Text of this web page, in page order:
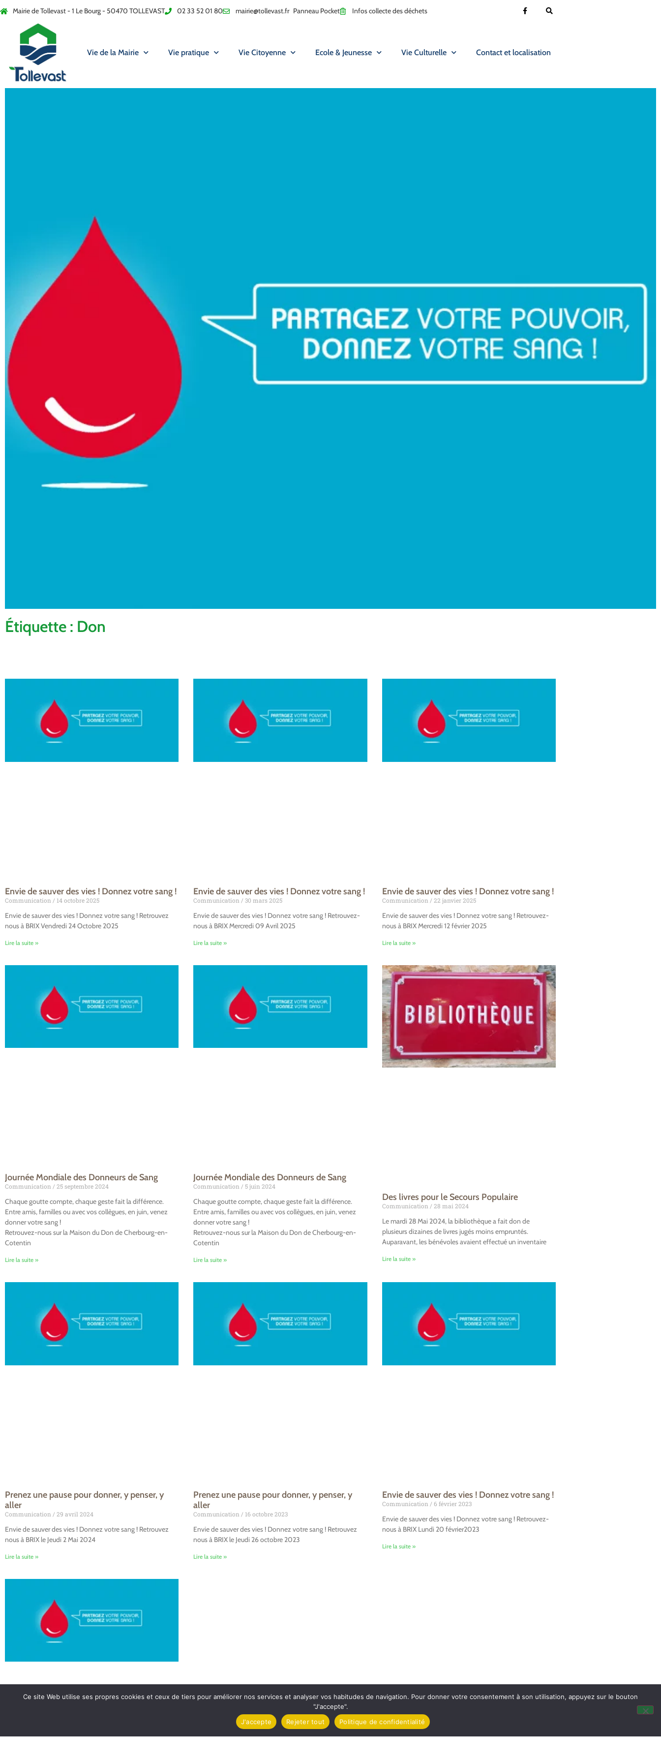
Mairie de Tollevast - 1 Le Bourg - 50470 TOLLEVAST 02 33 52 01 80 mairie@tollevast.fr Panneau Pocket Infos collecte des déchets
Vie de la Mairie Vie pratique Vie Citoyenne Ecole & Jeunesse Vie Culturelle Contact et localisation
Étiquette : Don
Envie de sauver des vies ! Donnez votre sang !
Communication 14 octobre 2025
Envie de sauver des vies ! Donnez votre sang ! Retrouvez
nous à BRIX Vendredi 24 Octobre 2025
Lire la suite »
Envie de sauver des vies ! Donnez votre sang !
Communication 30 mars 2025
Envie de sauver des vies ! Donnez votre sang ! Retrouvez-
nous à BRIX Mercredi 09 Avril 2025
Lire la suite »
Envie de sauver des vies ! Donnez votre sang !
Communication 22 janvier 2025
Envie de sauver des vies ! Donnez votre sang ! Retrouvez-
nous à BRIX Mercredi 12 février 2025
Lire la suite »
Journée Mondiale des Donneurs de Sang
Communication 25 septembre 2024
Chaque goutte compte, chaque geste fait la différence.
Entre amis, familles ou avec vos collègues, en juin, venez
donner votre sang !
Retrouvez-nous sur la Maison du Don de Cherbourg-en-
Cotentin
Lire la suite »
Journée Mondiale des Donneurs de Sang
Communication 5 juin 2024
Chaque goutte compte, chaque geste fait la différence.
Entre amis, familles ou avec vos collègues, en juin, venez
donner votre sang !
Retrouvez-nous sur la Maison du Don de Cherbourg-en-
Cotentin
Lire la suite »
Des livres pour le Secours Populaire
Communication 28 mai 2024
Le mardi 28 Mai 2024, la bibliothèque a fait don de
plusieurs dizaines de livres jugés moins empruntés.
Auparavant, les bénévoles avaient effectué un inventaire
Lire la suite »
Prenez une pause pour donner, y penser, y
aller
Communication 29 avril 2024
Envie de sauver des vies ! Donnez votre sang ! Retrouvez
nous à BRIX le Jeudi 2 Mai 2024
Lire la suite »
Prenez une pause pour donner, y penser, y
aller
Communication 16 octobre 2023
Envie de sauver des vies ! Donnez votre sang ! Retrouvez
nous à BRIX le Jeudi 26 octobre 2023
Lire la suite »
Envie de sauver des vies ! Donnez votre sang !
Communication 6 février 2023
Envie de sauver des vies ! Donnez votre sang ! Retrouvez-
nous à BRIX Lundi 20 février2023
Lire la suite »
Ce site Web utilise ses propres cookies et ceux de tiers pour améliorer nos services et analyser vos habitudes de navigation. Pour donner votre consentement à son utilisation, appuyez sur le bouton
"J'accepte".
J'accepte
Rejeter tout Politique de confidentialité